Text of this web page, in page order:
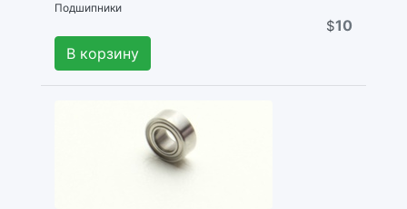
Подшипники
$10
В корзину